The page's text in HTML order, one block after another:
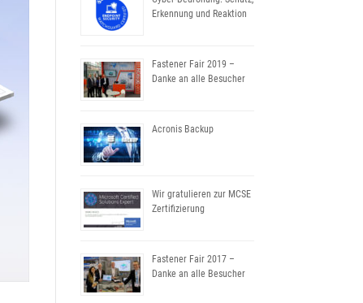
Erkennung und Reaktion
Fastener Fair 2019 –
Danke an alle Besucher
Acronis Backup
Wir gratulieren zur MCSE
Zertifizierung
Fastener Fair 2017 –
Danke an alle Besucher